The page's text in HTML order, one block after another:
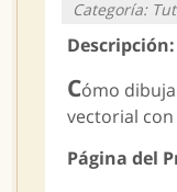
Categoría:
Descripción:
Cómo
vectorial con
Página del